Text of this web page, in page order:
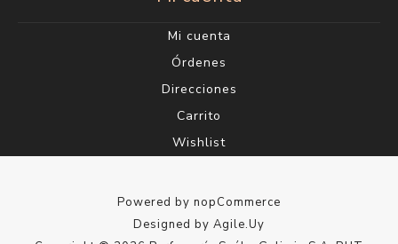
Mi cuenta
Órdenes
Direcciones
Carrito
Wishlist
Powered by nopCommerce
Designed by Agile.Uy